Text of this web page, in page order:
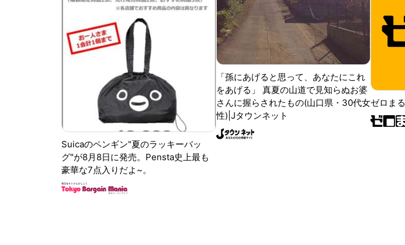
Suicaのペンギン"夏のラッキーバッ
グ"が8月8日に発売。Pensta史上最も
豪華な7点入りだよ~。
「孫にあげると思って、あなたにこれ
をあげる」 真夏の山道で見知らぬお婆
さんに握らされたもの(山口県・30代女
性)|Jタウンネット
ゼロまる